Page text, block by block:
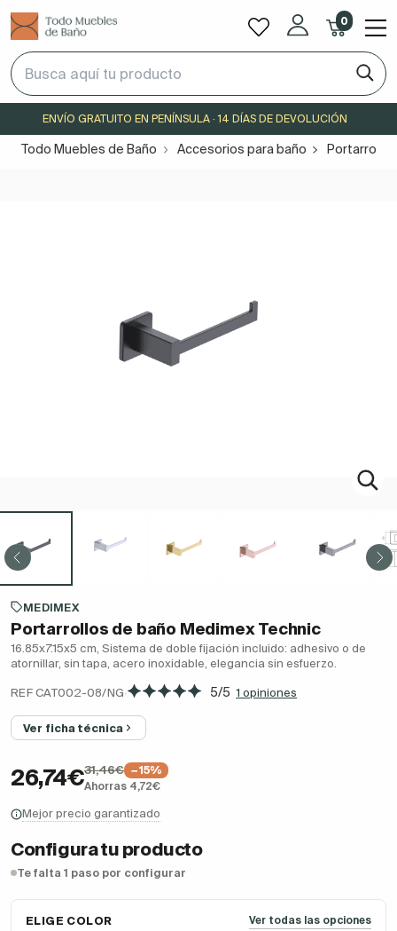
0
ENVÍO GRATUITO EN PENÍNSULA · 14 DÍAS DE DEVOLUCIÓN
Todo Muebles de Baño Accesorios para baño
MEDIMEX
Portarrollos de baño Medimex Technic
16.85x7.15x5 cm, Sistema de doble fijación incluido: adhesivo o de
atornillar, sin tapa, acero inoxidable, elegancia sin esfuerzo.
REF CAT002-08/NG· 5/5 1 opiniones
Ver ficha técnica
26,74€31,46€
−15%
Ahorras 4,72€
Mejor precio garantizado
Configura tu producto
Te falta 1 paso por configurar
ELIGE COLOR Ver todas las opciones